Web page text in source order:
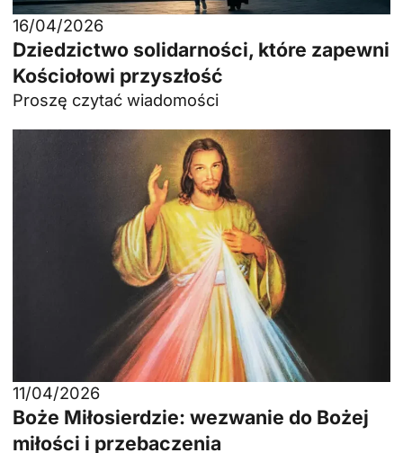
16/04/2026
Dziedzictwo solidarności, które zapewni
Kościołowi przyszłość
Proszę czytać wiadomości
11/04/2026
Boże Miłosierdzie: wezwanie do Bożej
miłości i przebaczenia